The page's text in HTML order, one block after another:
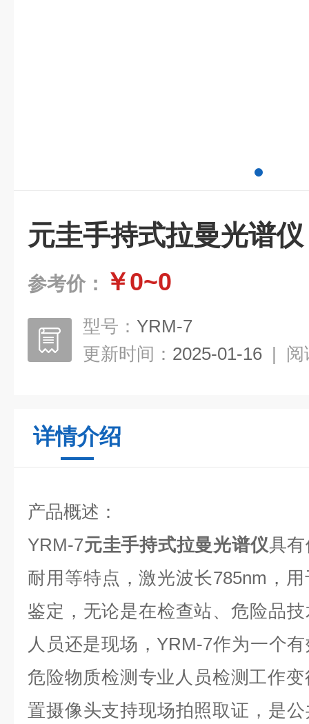
元圭手持式拉曼光谱仪
参考价： ￥0~0
型号： YRM-7
更新时间： 2025-01-16 | 阅
详情介绍
产品概述：
YRM-7元圭手持式拉曼光谱仪具
耐用等特点，激光波长785nm，
鉴定，无论是在检查站、危险品
人员还是现场，YRM-7作为一个
危险物质检测专业人员检测工作
置摄像头支持现场拍照取证，是